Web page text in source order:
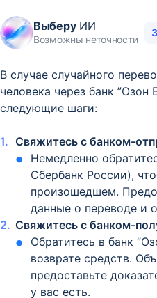
ВыберуИИ
Возможны неточности
В случае случайного
человека через банк ”Озон
следующие шаги:
Свяжитесь с банком-
Немедленно
Сбербанк России),
произошедшем.
данные о переводе и
Свяжитесь с банком-
Обратитесь в банк
возврате средств.
предоставьте
у вас есть.